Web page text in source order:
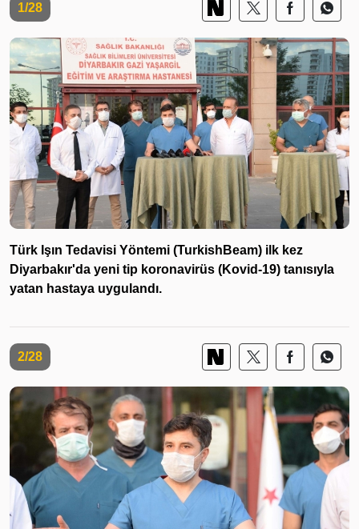
1/28
Türk Işın Tedavisi Yöntemi (TurkishBeam) ilk kez
Diyarbakır'da yeni tip koronavirüs (Kovid-19) tanısıyla
yatan hastaya uygulandı.
2/28